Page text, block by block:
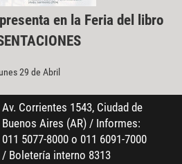
en la Feria del libro
29 de Abril
Av. Corrientes 1543, Ciudad de
Buenos Aires (AR) / Informes:
011 5077-8000 o 011 6091-7000
/ Boletería interno 8313